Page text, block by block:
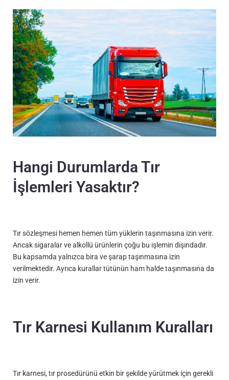
Hangi Durumlarda Tır
İşlemleri Yasaktır?
Tır sözleşmesi hemen hemen tüm yüklerin taşınmasına izin verir.
Ancak sigaralar ve alkollü ürünlerin çoğu bu işlemin dışındadır.
Bu kapsamda yalnızca bira ve şarap taşınmasına izin
verilmektedir. Ayrıca kurallar tütünün ham halde taşınmasına da
izin verir.
Tır Karnesi Kullanım Kuralları
Tır karnesi, tır prosedürünü etkin bir şekilde yürütmek için gerekli